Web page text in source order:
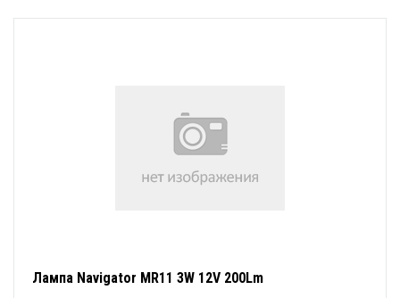
Лампа Navigator MR11 3W 12V 200Lm